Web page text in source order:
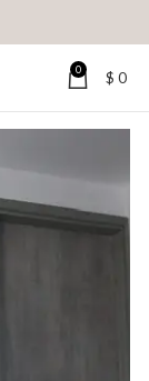
0 $ 0